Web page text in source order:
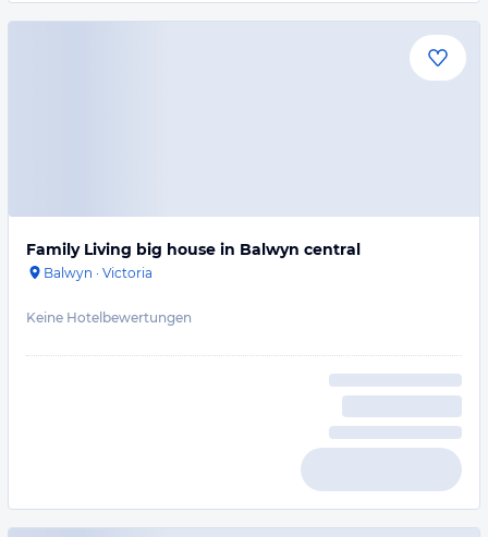
Family Living big house in Balwyn central
Balwyn · Victoria
Keine Hotelbewertungen